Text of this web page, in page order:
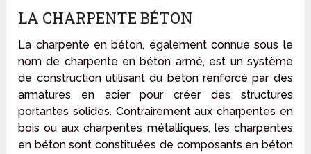
LA CHARPENTE BÉTON
La charpente en béton, également connue sous le
nom de charpente en béton armé, est un système
de construction utilisant du béton renforcé par des
armatures en acier pour créer des structures
portantes solides. Contrairement aux charpentes en
bois ou aux charpentes métalliques, les charpentes
en béton sont constituées de composants en béton